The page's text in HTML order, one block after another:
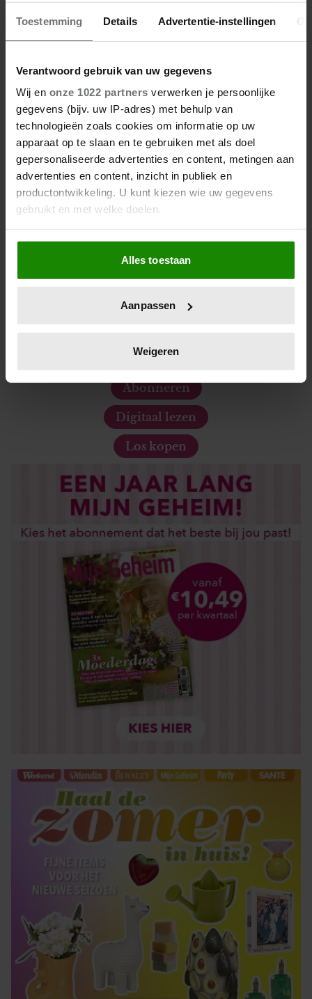
Toestemming Details Advertentie-instellingen
Verantwoord gebruik van uw gegevens
Wij en onze 1022 partners verwerken je persoonlijke
gegevens (bijv. uw IP-adres) met behulp van
technologieën zoals cookies om informatie op uw
apparaat op te slaan en te gebruiken met als doel
gepersonaliseerde advertenties en content, metingen aan
advertenties en content, inzicht in publiek en
productontwikkeling. U kunt kiezen wie uw gegevens
gebruikt en met welke doelen.
Als u het toestaat, willen we ook graag:
Informatie verzamelen over uw geografische locatie,
die tot een paar meter nauwkeurig kan zijn
op specifieke eigenschappen (fingerprinting)
verwerkt en stel uw voorkeuren in het
intrekken in de Cookieverklaring.
We gebruiken cookies om content en advertenties te
personaliseren, om functies voor social media te bieden
en om ons websiteverkeer te analyseren. Ook delen we
partners voor social media, adverteren en analyse. Deze
partners kunnen deze gegevens combineren met andere
informatie die u aan ze heeft verstrekt of die ze hebben
verzameld op basis van uw gebruik van hun services. U
gaat akkoord met onze cookies als u onze website blijft
gebruiken.
Alles toestaan
Aanpassen
Weigeren
Abonneren
Digitaal lezen
Los kopen